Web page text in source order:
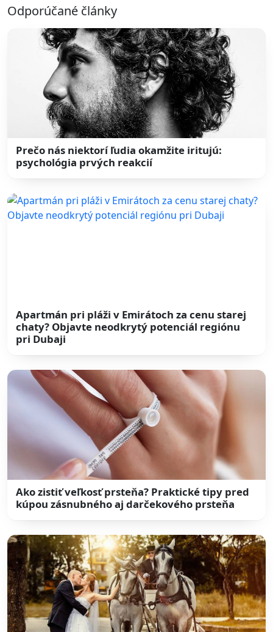
Odporúčané články
Prečo nás niektorí ľudia okamžite iritujú:
psychológia prvých reakcií
Apartmán pri pláži v Emirátoch za cenu starej
chaty? Objavte neodkrytý potenciál regiónu
pri Dubaji
Ako zistiť veľkosť prsteňa? Praktické tipy pred
kúpou zásnubného aj darčekového prsteňa